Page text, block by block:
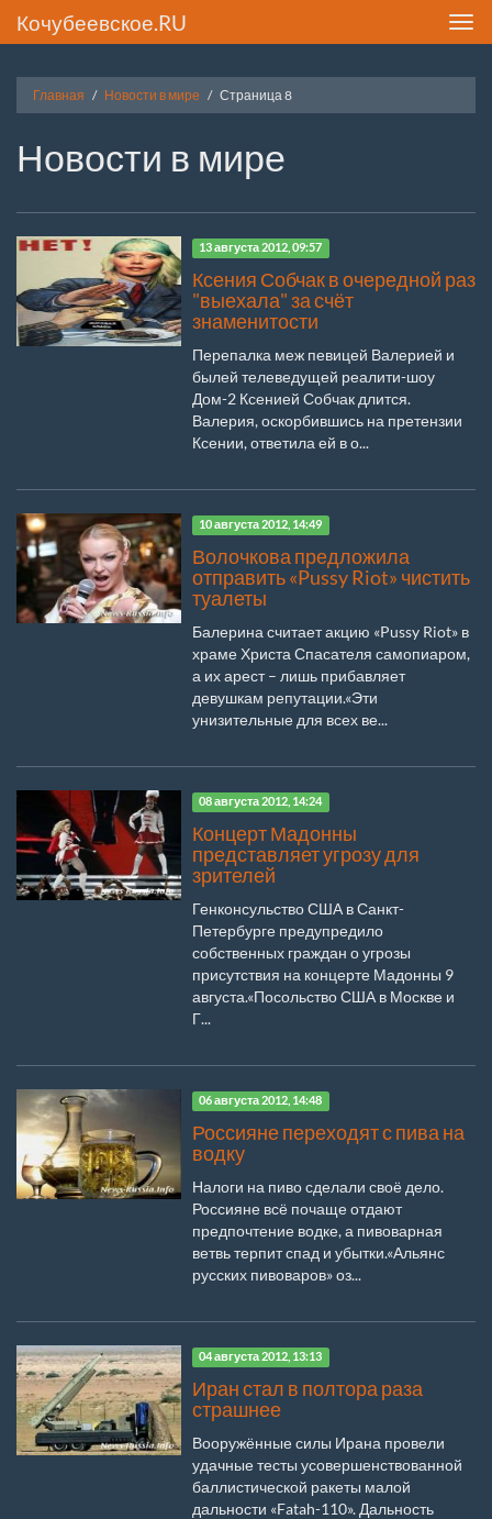
Кочубеевское.RU
Главная Новости в мире Страница 8
Новости в мире
13 августа 2012, 09:57
Ксения Собчак в очередной раз
"выехала" за счёт
знаменитости
Перепалка меж певицей Валерией и
былей телеведущей реалити-шоу
Дом-2 Ксенией Собчак длится.
Валерия, оскорбившись на претензии
Ксении, ответила ей в о...
10 августа 2012, 14:49
Волочкова предложила
отправить «Pussy Riot» чистить
туалеты
Балерина считает акцию «Pussy Riot» в
храме Христа Спасателя самопиаром,
а их арест – лишь прибавляет
девушкам репутации.«Эти
унизительные для всех ве...
08 августа 2012, 14:24
Концерт Мадонны
представляет угрозу для
зрителей
Генконсульство США в Санкт-
Петербурге предупредило
собственных граждан о угрозы
присутствия на концерте Мадонны 9
августа.«Посольство США в Москве и
Г...
06 августа 2012, 14:48
Россияне переходят с пива на
водку
Налоги на пиво сделали своё дело.
Россияне всё почаще отдают
предпочтение водке, а пивоварная
ветвь терпит спад и убытки.«Альянс
русских пивоваров» оз...
04 августа 2012, 13:13
Иран стал в полтора раза
страшнее
Вооружённые силы Ирана провели
удачные тесты усовершенствованной
баллистической ракеты малой
дальности «Fatah-110». Дальность